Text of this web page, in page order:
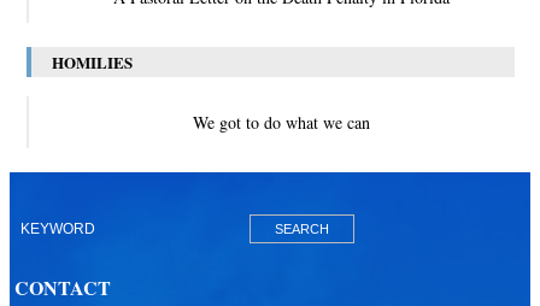
HOMILIES
We got to do what we can
CONTACT